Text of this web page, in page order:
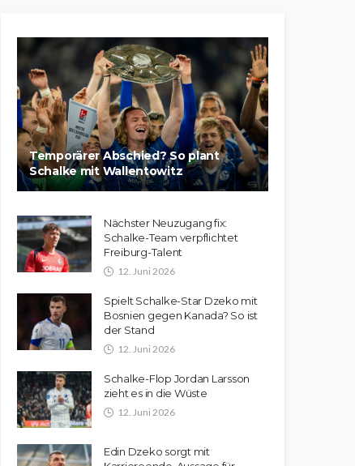
Temporärer Abschied? So plant
Schalke mit Wallentowitz
Nächster Neuzugang fix:
Schalke-Team verpflichtet
Freiburg-Talent
12. Juni 2026
Spielt Schalke-Star Dzeko mit
Bosnien gegen Kanada? So ist
der Stand
12. Juni 2026
Schalke-Flop Jordan Larsson
zieht es in die Wüste
12. Juni 2026
Edin Dzeko sorgt mit